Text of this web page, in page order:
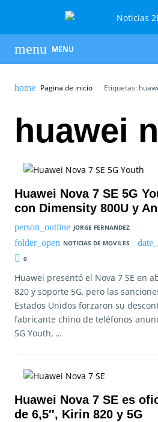
MENU
Pagina de inicio Etiquetas:
huawei
Huawei Nova 7 SE 5G
con Dimensity 800U y
JORGE FERNANDEZ
NOTICIAS DE MOVILES
0
Huawei presentó el Nova 7 SE en
820 y soporte 5G, pero las
Estados Unidos forzaron su
fabricante chino de teléfonos
5G Youth, …
Huawei Nova 7 SE es
de 6,5″, Kirin 820 y 5G